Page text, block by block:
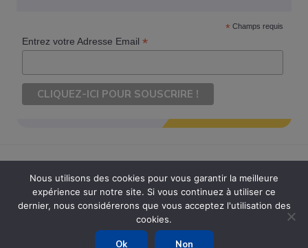
* Champs requis
Entrez votre Adresse Email*
Copyright © 2026 Ouvrir Son Compte. Tous Droits Réservés
Powered by Ouvrir Son Compte
Nous utilisons des cookies pour vous garantir la meilleure
expérience sur notre site. Si vous continuez à utiliser ce
dernier, nous considérerons que vous acceptez l'utilisation des
cookies.
Ok Non